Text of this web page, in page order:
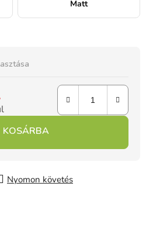
Matt
Nyomon követés